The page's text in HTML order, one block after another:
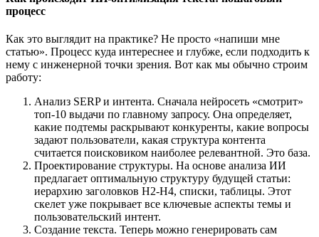
процесс
Как это выглядит на практике? Не просто «напиши мне
статью». Процесс куда интереснее и глубже, если подходить к
нему с инженерной точки зрения. Вот как мы обычно строим
работу:
Анализ SERP и интента. Сначала нейросеть «смотрит»
топ-10 выдачи по главному запросу. Она определяет,
какие подтемы раскрывают конкуренты, какие вопросы
задают пользователи, какая структура контента
считается поисковиком наиболее релевантной. Это база.
Проектирование структуры. На основе анализа ИИ
предлагает оптимальную структуру будущей статьи:
иерархию заголовков H2-H4, списки, таблицы. Этот
скелет уже покрывает все ключевые аспекты темы и
пользовательский интент.
Создание текста. Теперь можно генерировать сам